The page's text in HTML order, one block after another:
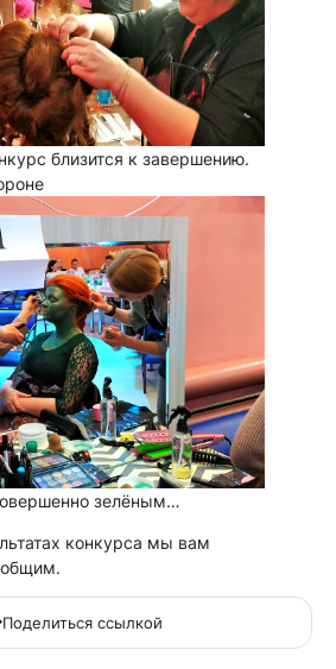
близится к завершению.
зелёным…
конкурса мы вам
Поделиться ссылкой